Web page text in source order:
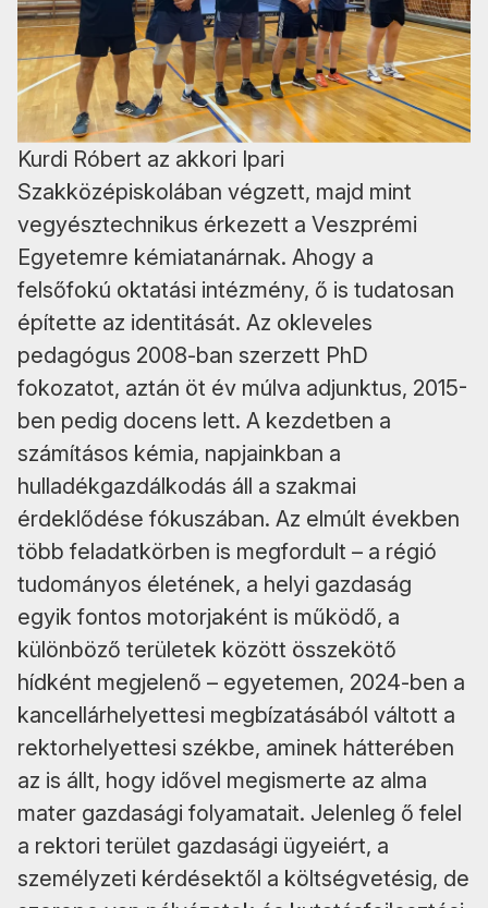
Kurdi Róbert az akkori Ipari
Szakközépiskolában végzett, majd mint
vegyésztechnikus érkezett a Veszprémi
Egyetemre kémiatanárnak. Ahogy a
felsőfokú oktatási intézmény, ő is tudatosan
építette az identitását. Az okleveles
pedagógus 2008-ban szerzett PhD
fokozatot, aztán öt év múlva adjunktus, 2015-
ben pedig docens lett. A kezdetben a
számításos kémia, napjainkban a
hulladékgazdálkodás áll a szakmai
érdeklődése fókuszában. Az elmúlt években
több feladatkörben is megfordult – a régió
tudományos életének, a helyi gazdaság
egyik fontos motorjaként is működő, a
különböző területek között összekötő
hídként megjelenő – egyetemen, 2024-ben a
kancellárhelyettesi megbízatásából váltott a
rektorhelyettesi székbe, aminek hátterében
az is állt, hogy idővel megismerte az alma
mater gazdasági folyamatait. Jelenleg ő felel
a rektori terület gazdasági ügyeiért, a
személyzeti kérdésektől a költségvetésig, de